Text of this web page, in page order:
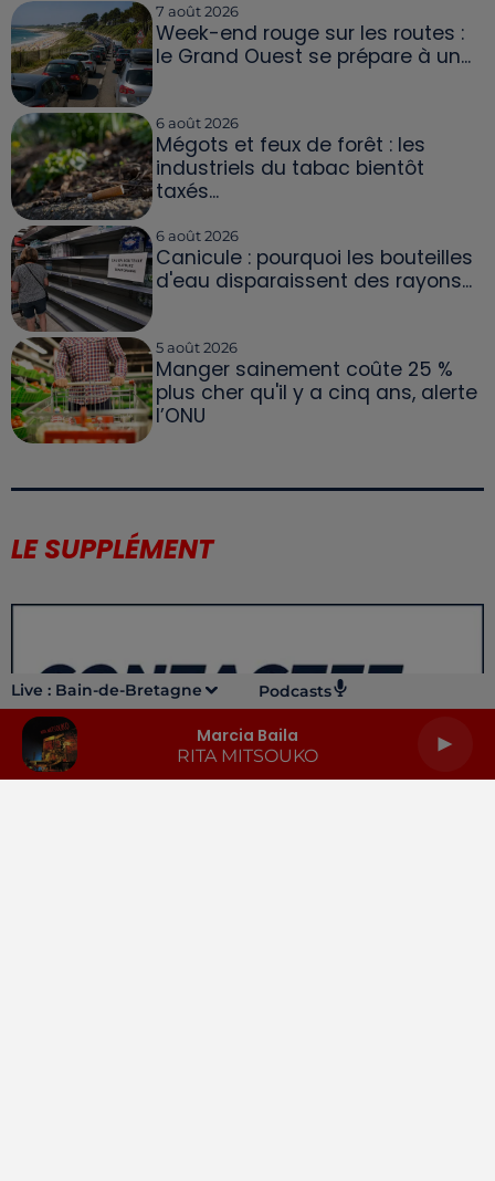
Live : Bain-de-Bretagne Podcasts
Marcia Baila
RITA MITSOUKO
7 août 2026
Week-end rouge sur les routes :
le Grand Ouest se prépare à un...
6 août 2026
Mégots et feux de forêt : les
industriels du tabac bientôt
taxés...
6 août 2026
Canicule : pourquoi les bouteilles
d'eau disparaissent des rayons...
5 août 2026
Manger sainement coûte 25 %
plus cher qu'il y a cinq ans, alerte
l’ONU
LE SUPPLÉMENT